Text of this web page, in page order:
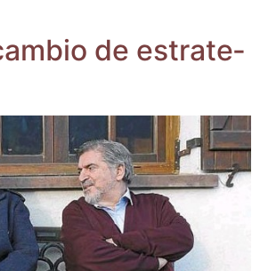
de estra­te­